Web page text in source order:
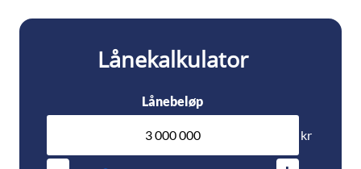
Lånekalkulator
Lånebeløp
kr